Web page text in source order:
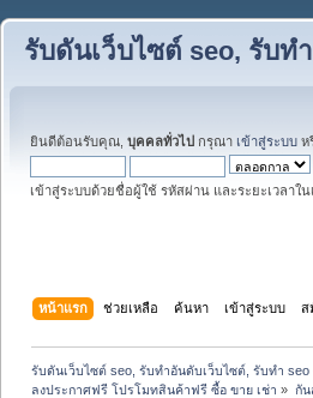
รับดันเว็บไซต์ seo, รับท
ยินดีต้อนรับคุณ, บุคคลทั่วไป กรุณา เข้าสู่ระบบ ห
เข้าสู่ระบบด้วยชื่อผู้ใช้ รหัสผ่าน และระยะเวลาใ
หน้าแรก ช่วยเหลือ ค้นหา เข้าสู่ระบบ ส
รับดันเว็บไซต์ seo, รับทำอันดับเว็บไซต์, รับทำ
ลงประกาศฟรี โปรโมทสินค้าฟรี ซื้อ ขาย เช่า » กัน